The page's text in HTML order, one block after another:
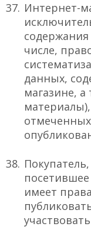
Интернет-
числе,
данных,
магазине,
имеет